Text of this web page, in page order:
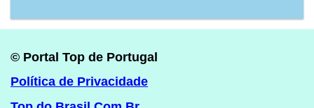
© Portal Top de Portugal
Política de Privacidade